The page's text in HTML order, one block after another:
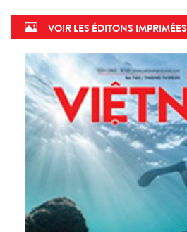
VOIR LES ÉDITONS IMPRIMÉES